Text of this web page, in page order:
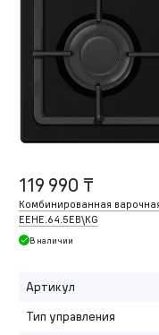
119 990 ₸
Комбинированная
EEHE.64.5EB\KG
В наличии
Артикул
Тип управления